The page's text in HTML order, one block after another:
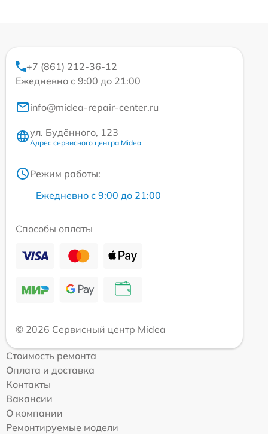
+7 (861) 212-36-12
Ежедневно с 9:00 до 21:00
info@midea-repair-center.ru
ул. Будённого, 123
Адрес сервисного центра Midea
Режим работы:
Ежедневно с 9:00 до 21:00
Способы оплаты
© 2026 Сервисный центр Midea
Стоимость ремонта
Оплата и доставка
Контакты
Вакансии
О компании
Ремонтируемые модели